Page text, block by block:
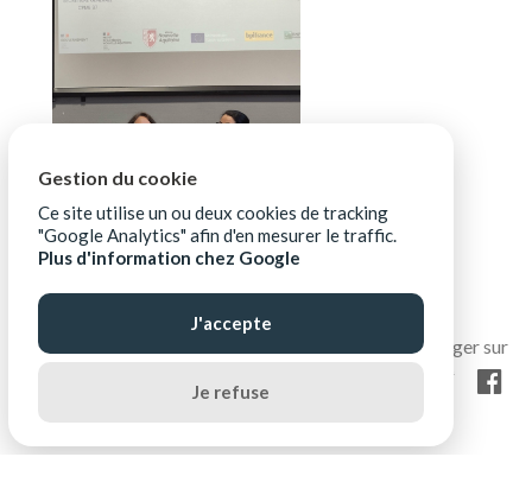
Gestion du cookie
Ce site utilise un ou deux cookies de tracking
"Google Analytics" afin d'en mesurer le traffic.
Plus d'information chez Google
J'accepte
Je refuse